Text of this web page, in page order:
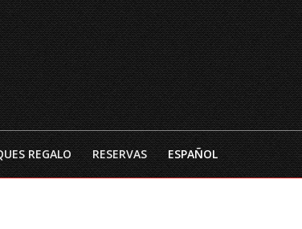
REGALO RESERVAS ESPAÑOL
INICIO EL RESTAURANTE CARTA DE